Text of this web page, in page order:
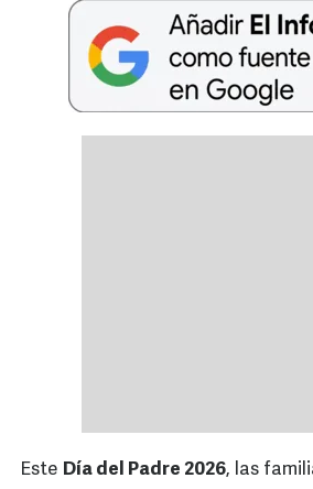
Este Día del Padre 2026, las